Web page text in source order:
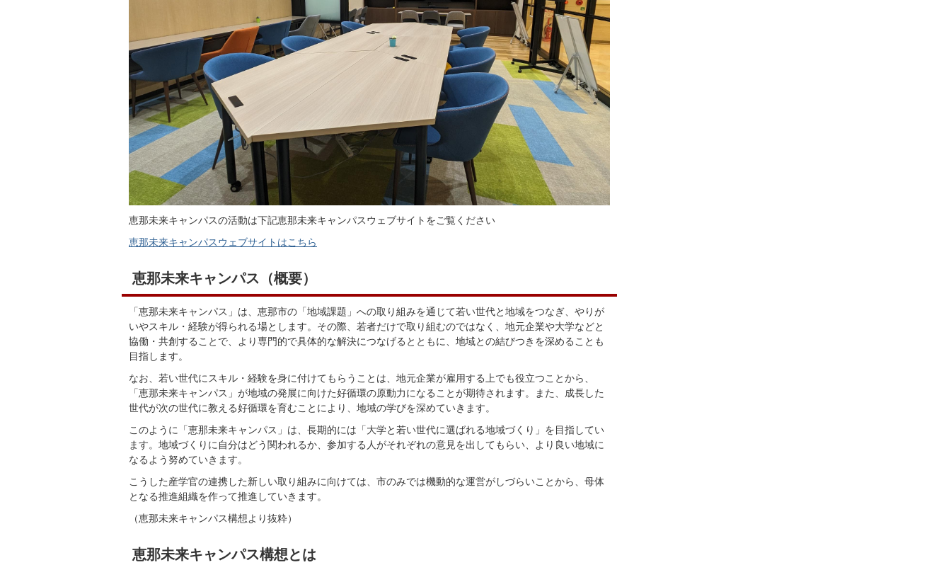
恵那未来キャンパスの活動は下記恵那未来キャンパスウェブサイトをご覧ください
恵那未来キャンパスウェブサイトはこちら
恵那未来キャンパス（概要）
「恵那未来キャンパス」は、恵那市の「地域課題」への取り組みを通じて若い世代と地域をつなぎ、やりが
いやスキル・経験が得られる場とします。その際、若者だけで取り組むのではなく、地元企業や大学などと
協働・共創することで、より専門的で具体的な解決につなげるとともに、地域との結びつきを深めることも
目指します。
なお、若い世代にスキル・経験を身に付けてもらうことは、地元企業が雇用する上でも役立つことから、
「恵那未来キャンパス」が地域の発展に向けた好循環の原動力になることが期待されます。また、成長した
世代が次の世代に教える好循環を育むことにより、地域の学びを深めていきます。
このように「恵那未来キャンパス」は、長期的には「大学と若い世代に選ばれる地域づくり」を目指してい
ます。地域づくりに自分はどう関われるか、参加する人がそれぞれの意見を出してもらい、より良い地域に
なるよう努めていきます。
こうした産学官の連携した新しい取り組みに向けては、市のみでは機動的な運営がしづらいことから、母体
となる推進組織を作って推進していきます。
（恵那未来キャンパス構想より抜粋）
恵那未来キャンパス構想とは